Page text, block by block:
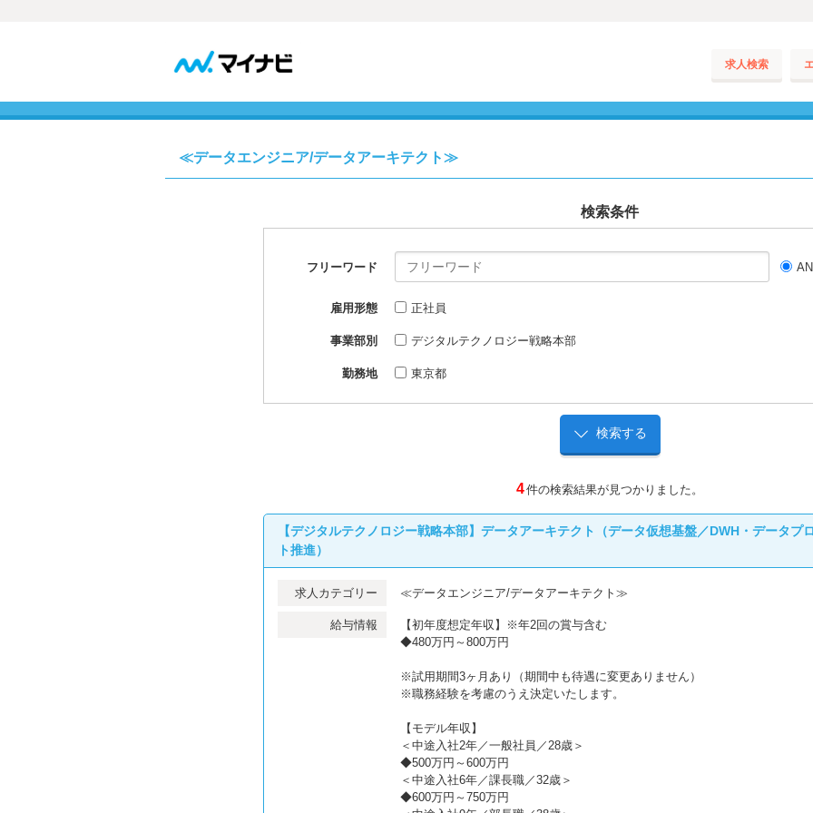
求人検索
≪データエンジニア/データアーキテクト≫
検索条件
フリーワード
雇用形態 正社員
事業部別 デジタルテクノロジー戦略本部
勤務地 東京都
4件の検索結果が見つかりました。
【デジタルテクノロジー戦略本部】データアーキテクト（データ仮想基盤／DWH・データプ
ト推進）
求人カテゴリー ≪データエンジニア/データアーキテクト≫
給与情報
【初年度想定年収】※年2回の賞与含む
◆480万円～800万円
※試用期間3ヶ月あり（期間中も待遇に変更ありません）
※職務経験を考慮のうえ決定いたします。
【モデル年収】
＜中途入社2年／一般社員／28歳＞
◆500万円～600万円
＜中途入社6年／課長職／32歳＞
◆600万円～750万円